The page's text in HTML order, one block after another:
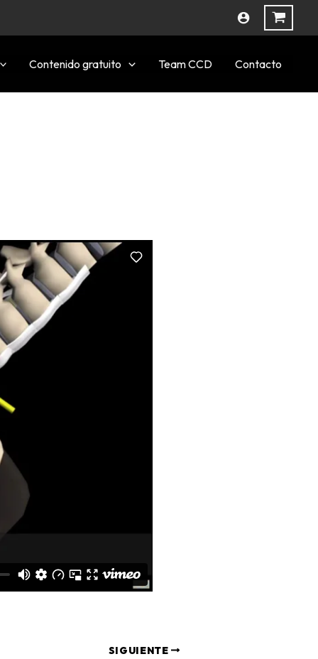
Contenido gratuito Team CCD Contacto
SIGUIENTE